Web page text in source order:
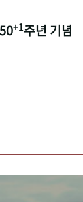
50+1주년 기념